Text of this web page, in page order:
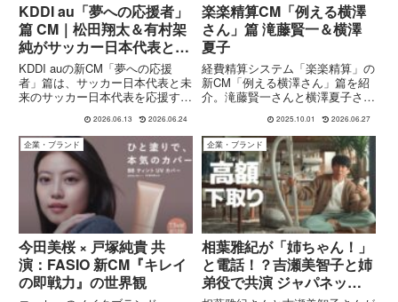
KDDI au「夢への応援者」
篇 CM｜松田翔太＆有村架
純がサッカー日本代表と未
来の選手たちへエール
KDDI auの新CM「夢への応援
者」篇は、サッカー日本代表と未
来のサッカー日本代表を応援する
は、au「三太郎」シリーズで長
年共演してきた松田翔太さんと有
村架純さん。今回はキャラクター
役ではなく本人役として登場し...
2026.06.13 2026.06.24
楽楽精算CM「例える横澤
さん」篇 滝藤賢一＆横澤
夏子
経費精算システム「楽楽精算」の
新CM「例える横澤さん」篇を紹
介。滝藤賢一さんと横澤夏子さん
ーモラスに描き、効率化のメリッ
トを伝えます。
2025.10.01 2026.06.27
企業・ブランド
今田美桜 × 戸塚純貴 共
演：FASIO 新CM『キレイ
の即戦力』の世界観
企業・ブランド
相葉雅紀が「姉ちゃん！」
と電話！？吉瀬美智子と姉
弟役で共演 ジャパネット